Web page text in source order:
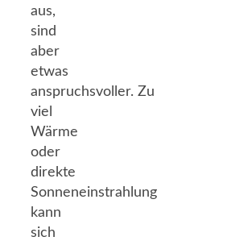
aus,
sind
aber
etwas
anspruchsvoller. Zu
viel
Wärme
oder
direkte
Sonneneinstrahlung
kann
sich